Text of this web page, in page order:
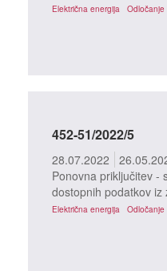
Električna energija
452-51/2022/5
28.07.2022
Ponovna priključitev -
dostopnih podatkov iz
Električna energija